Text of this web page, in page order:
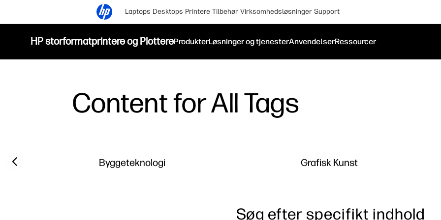
Laptops Desktops Printere Tilbehør Virksomhedsløsninger Support
HP storformatprintere og PlottereProdukterLøsninger og tjenesterAnvendelserRessourcer
Content for All Tags
Filter category
Byggeteknologi Grafisk Kunst
Previous slide
Søg efter specifikt indhold